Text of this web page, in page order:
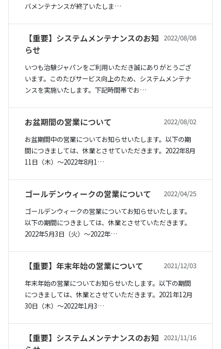
バメンテナンスが終了いたしま…
【重要】システムメンテナンスのお知
らせ
2022/08/08
いつも治験ジャパンをご利用いただき誠にありがとうござ
います。このたびサービス向上のため、システムメンテナ
ンスを実施いたします。下記時間帯でお…
お盆期間の営業について
2022/08/02
お盆期間中の営業についてお知らせいたします。以下の期
間につきましては、休業とさせていただきます。2022年8月
11日（木）〜2022年8月1…
ゴールデンウィークの営業について
2022/04/25
ゴールデンウィークの営業についてお知らせいたします。
以下の期間につきましては、休業とさせていただきます。
2022年5月3日（火）〜2022年…
【重要】年末年始の営業について
2021/12/03
年末年始の営業についてお知らせいたします。以下の期間
につきましては、休業とさせていただきます。2021年12月
30日（木）〜2022年1月3…
【重要】システムメンテナンスのお知 2021/11/16